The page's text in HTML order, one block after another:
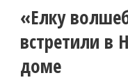
«Елку
встретили в
доме